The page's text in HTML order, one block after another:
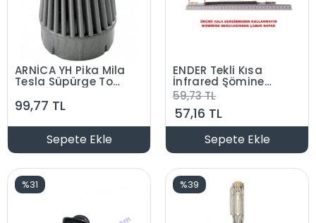
ARNİCA YH Pika Mila
Tesla Süpürge Toz
Vortex Copper
Orjinal
99,77 TL
Sepete Ekle
ENDER Tekli Kısa
İnfrared Şömine
Rezistansı 800W
59,73 TL
57,16 TL
Sepete Ekle
%31 %39